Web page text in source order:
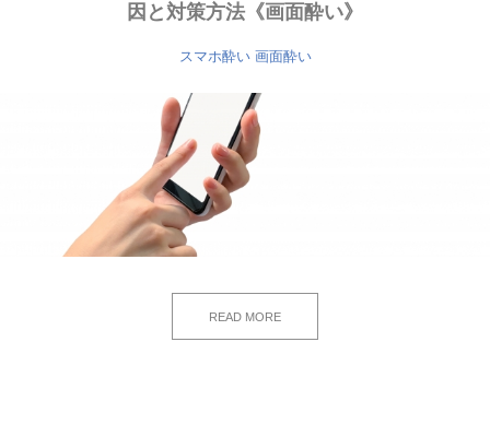
因と対策方法《画面酔い》
スマホ酔い 画面酔い
READ MORE